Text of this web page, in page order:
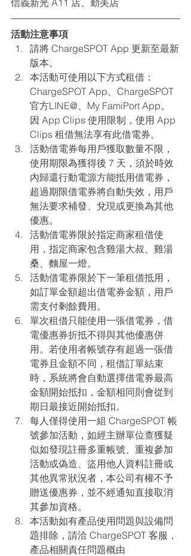
活動注意事項
請將 ChargeSPOT App 更新至最新
版本。
本活動可使用以下方式租借：
ChargeSPOT App、ChargeSPOT
官方LINE@、My FamiPort App。
因 App Clips 使用限制，使用 App
Clips 租借無法享有此借電券。
活動借電券每用戶獲取數量不限，
使用期限為獲得後 7 天，須於時效
內歸還行動電源方能抵用借電券，
超過期限借電券將自動失效，用戶
無法要求補發、兌現或更換為其他
優惠。
活動借電券限於指定商家租借使
用，指定商家包含雞湯大叔、雞湯
桑、麵屋一燈。
活動借電券限於下一筆租借抵用，
如訂單金額超出借電券金額，用戶
需支付剩餘費用。
單次租借只能使用一張借電券，借
電優惠券折抵不得與其他優惠併
用。若使用者帳號存有超過一張借
電券且金額不同，租借訂單結束
時，系統將會自動選擇借電券最高
金額開始抵扣，金額相同則會從到
期日最接近開始抵扣。
每人僅得使用一組 ChargeSPOT 帳
號參加活動，如經主辦單位查獲疑
似如發現註冊多重帳號、重複參加
活動或偽造、盜用他人資料註冊或
其他異常狀況者，本公司有權不予
贈送優惠券，並不經通知直接取消
其參加資格。
本活動如有產品使用問題與設備問
題排除，請洽 ChargeSPOT 客服，
產品相關責任問題概由